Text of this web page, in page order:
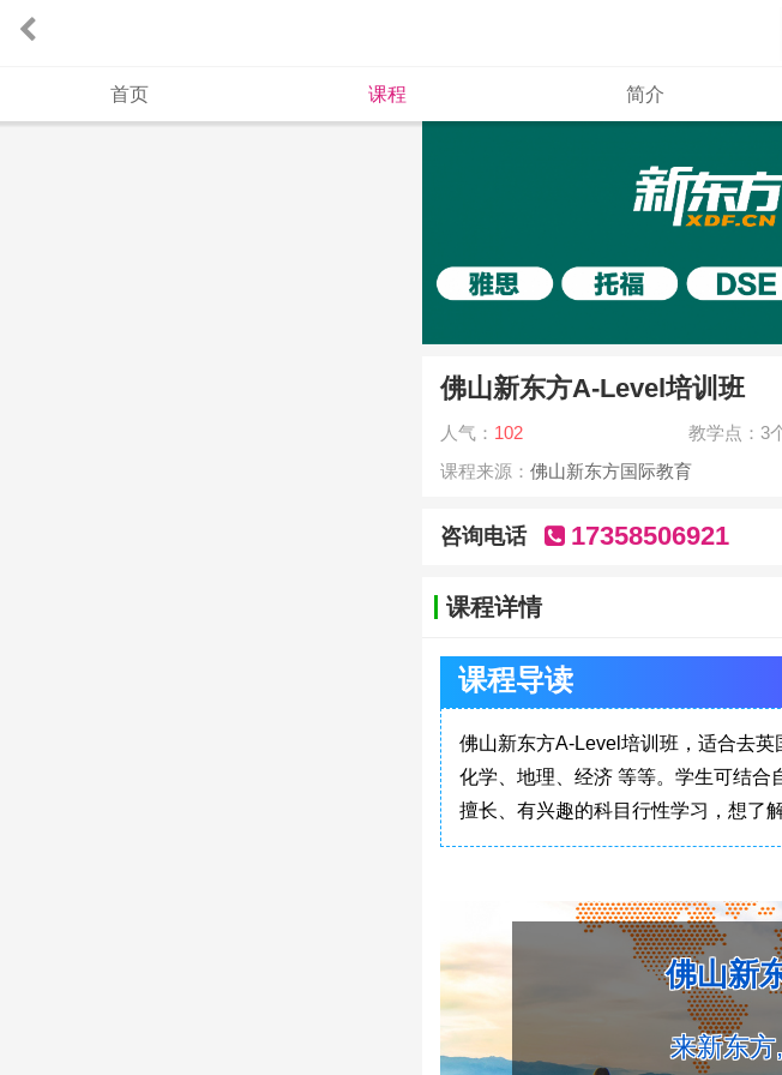
首页 课程 简介
佛山新东方A-Level培训班
人气： 102 教学点：3
课程来源： 佛山新东方国际教育
咨询电话 17358506921
课程详情
课程导读
佛山新东方A-Level培训班，适合去英
化学、地理、经济 等等。学生可结合
擅长、有兴趣的科目行性学习，想了
佛山新
来新东